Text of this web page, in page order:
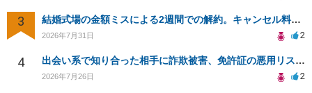
3 結婚式場の金額ミスによる2週間での解約。キャンセル料10万円の免除は可能か。
2026年7月31日 2
4 出会い系で知り合った相手に詐欺被害、免許証の悪用リスクと対策。
2026年7月26日 2